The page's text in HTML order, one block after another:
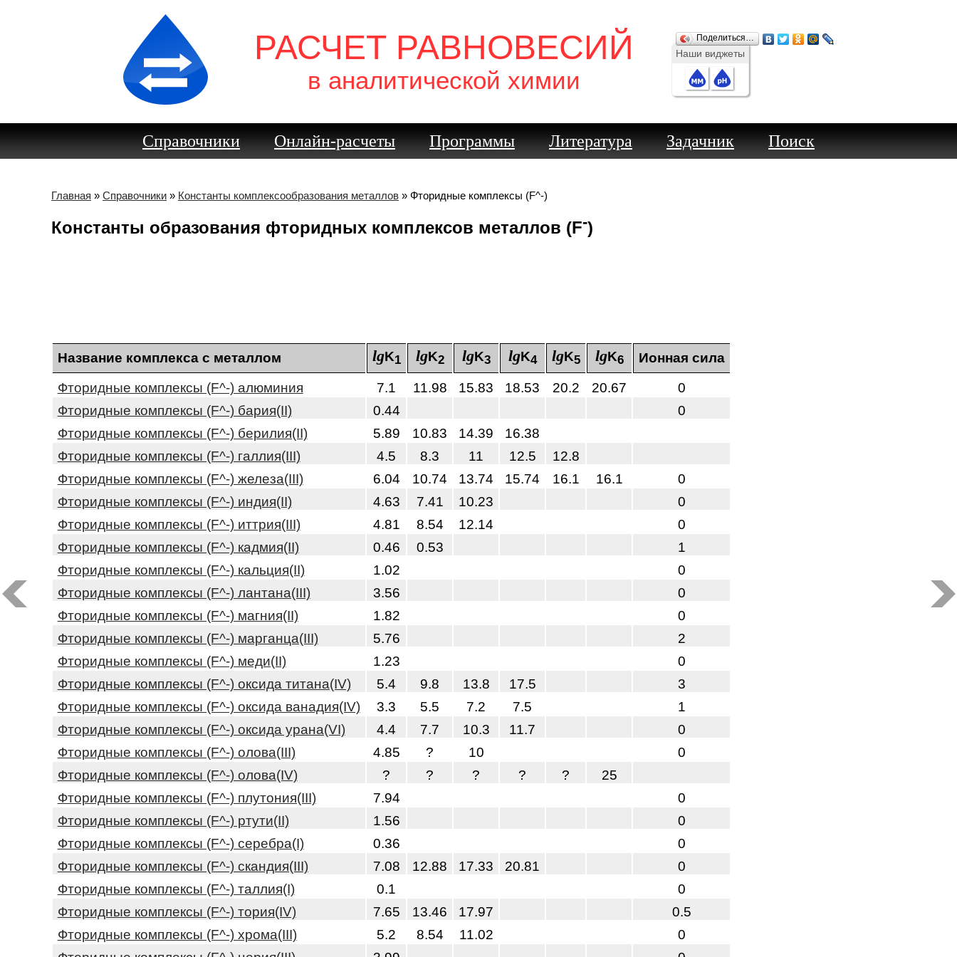
РАСЧЕТ РАВНОВЕСИЙ
в аналитической химии
Поделиться…
Наши виджеты
Справочники Онлайн-расчеты Программы Литература Задачник Поиск
Главная » Справочники » Константы комплексообразования металлов » Фторидные комплексы (F^-)
Константы образования фторидных комплексов металлов (F-)
Название комплекса с металлом lgK1 lgK2 lgK3 lgK4 lgK5 lgK6
Ионная сила
Фторидные комплексы (F^-) алюминия
7.1 11.98 15.83 18.53 20.2 20.67
0
Фторидные комплексы (F^-) бария(II)
0.44
0
Фторидные комплексы (F^-) берилия(II)
5.89 10.83 14.39
16.38
Фторидные комплексы (F^-) галлия(III)
4.5 8.3 11 12.5
12.8
Фторидные комплексы (F^-) железа(III)
6.04 10.74 13.74 15.74 16.1 16.1
0
Фторидные комплексы (F^-) индия(II)
4.63 7.41 10.23
0
Фторидные комплексы (F^-) иттрия(III)
4.81 8.54 12.14
0
Фторидные комплексы (F^-) кадмия(II)
0.46 0.53
1
Фторидные комплексы (F^-) кальция(II)
1.02
0
Фторидные комплексы (F^-) лантана(III)
3.56
0
Фторидные комплексы (F^-) магния(II)
1.82
0
Фторидные комплексы (F^-) марганца(III)
5.76
2
Фторидные комплексы (F^-) меди(II)
1.23
0
Фторидные комплексы (F^-) окcида титана(IV)
5.4 9.8 13.8 17.5
3
Фторидные комплексы (F^-) оксида ванадия(IV)
3.3 5.5 7.2 7.5
1
Фторидные комплексы (F^-) оксида урана(VI)
4.4 7.7 10.3 11.7
0
Фторидные комплексы (F^-) олова(III)
4.85 ? 10
0
Фторидные комплексы (F^-) олова(IV)
? ? ? ? ?
25
Фторидные комплексы (F^-) плутония(III)
7.94
0
Фторидные комплексы (F^-) ртути(II)
1.56
0
Фторидные комплексы (F^-) серебра(I)
0.36
0
Фторидные комплексы (F^-) скандия(III)
7.08 12.88 17.33 20.81
0
Фторидные комплексы (F^-) таллия(I)
0.1
0
Фторидные комплексы (F^-) тория(IV)
7.65 13.46 17.97
0.5
Фторидные комплексы (F^-) хрома(III)
5.2 8.54 11.02
0